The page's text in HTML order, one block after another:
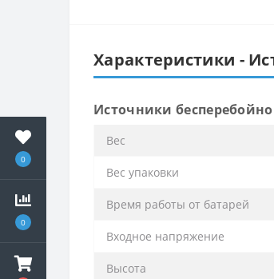
0
0
Характеристики -
Источники
Вес
Вес упаковки
Время работы от батарей
Входное напряжение
Высота